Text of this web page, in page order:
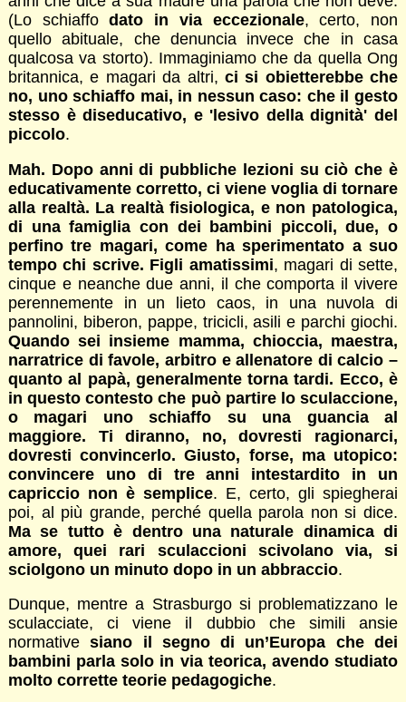
(Lo schiaffodato in via eccezionale, certo, non
quello abituale, che denuncia invece che in casa
qualcosa va storto). Immaginiamo che da quella Ong
britannica, e magari da altri, ci si obietterebbe che
no, uno schiaffo mai, in nessun caso: che il gesto
stesso è diseducativo, e 'lesivo della dignità' del
piccolo.
Mah. Dopo anni di pubbliche lezioni su ciò che è
educativamente corretto, ci viene voglia di tornare
alla realtà. La realtà fisiologica, e non patologica,
di una famiglia con dei bambini piccoli, due, o
perfino tre magari, come ha sperimentato a suo
tempo chi scrive. Figli amatissimi, magari di sette,
cinque e neanche due anni, il che comporta il vivere
perennemente in un lieto caos, in una nuvola di
pannolini, biberon, pappe, tricicli, asili e parchi giochi.
Quando sei insieme mamma, chioccia, maestra,
narratrice di favole, arbitro e allenatore di calcio –
quanto al papà, generalmente torna tardi. Ecco, è
in questo contesto che può partire lo sculaccione,
o magari uno schiaffo su una guancia al
maggiore. Ti diranno, no, dovresti ragionarci,
dovresti convincerlo. Giusto, forse, ma utopico:
convincere uno di tre anni intestardito in un
capriccio non è semplice. E, certo, gli spiegherai
poi, al più grande, perché quella parola non si dice.
Ma se tutto è dentro una naturale dinamica di
amore, quei rari sculaccioni scivolano via, si
sciolgono un minuto dopo in un abbraccio.
Dunque, mentre a Strasburgo si problematizzano le
sculacciate, ci viene il dubbio che simili ansie
normativesiano il segno di un’Europa che dei
bambini parla solo in via teorica, avendo studiato
molto corrette teorie pedagogiche.